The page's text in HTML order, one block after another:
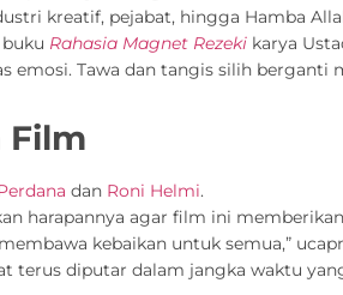
kreatif, pejabat, hingga Hamba
Rahasia Magnet Rezeki karya
emosi. Tawa dan tangis silih
Film
dan Roni Helmi.
harapannya agar film ini
kebaikan untuk semua,”
terus diputar dalam jangka waktu